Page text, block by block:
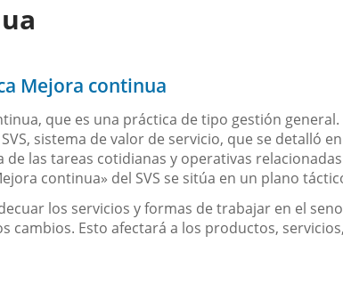
Mejora continua
que es una práctica de tipo gestión
sistema de valor de servicio, que se detalló
de las tareas cotidianas y operativas
continua» del SVS se sitúa en un plano
los servicios y formas de trabajar en el
cambios. Esto afectará a los productos,